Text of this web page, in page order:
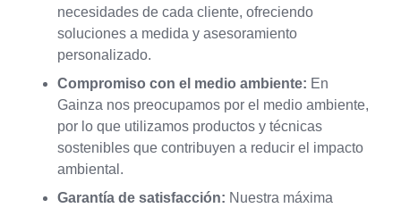
necesidades de cada cliente, ofreciendo
soluciones a medida y asesoramiento
personalizado.
Compromiso con el medio ambiente: En
Gainza nos preocupamos por el medio ambiente,
por lo que utilizamos productos y técnicas
sostenibles que contribuyen a reducir el impacto
ambiental.
Garantía de satisfacción: Nuestra máxima